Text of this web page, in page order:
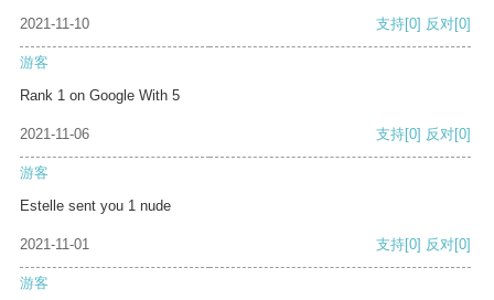
2021-11-10 支持[0] 反对[0]
游客
Rank 1 on Google With 5
2021-11-06 支持[0] 反对[0]
游客
Estelle sent you 1 nude
2021-11-01 支持[0] 反对[0]
游客